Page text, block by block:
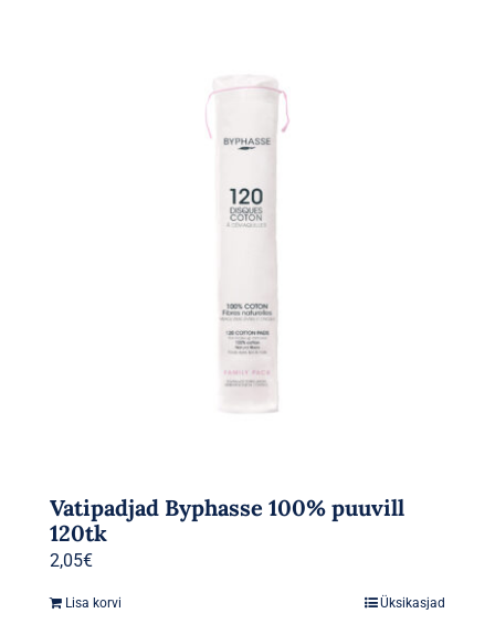
Vatipadjad Byphasse 100% puuvill
120tk
2,05€
Lisa korvi Üksikasjad